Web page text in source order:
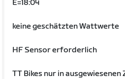
E=18:04
keine geschätzten Wattwerte
HF Sensor erforderlich
TT Bikes nur in